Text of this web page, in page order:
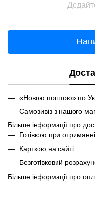
«Новою поштою» по
Самовивіз з нашого
Більше інформації про
Готівкою при отриманні
Карткою на сайті
Безготівковий
Більше інформації про